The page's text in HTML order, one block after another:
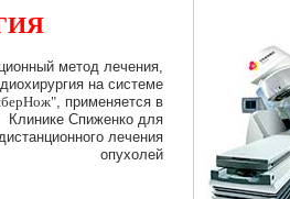
метод лечения,
на системе
, применяется в
Клинике Спиженко для
дистанционного лечения
опухолей